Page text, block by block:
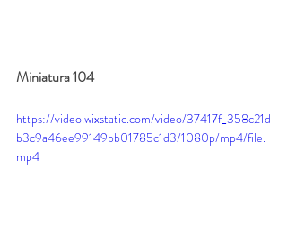
Miniatura 104
https://video.wixstatic.com/video/37417f_358c21d
b3c9a46ee99149bb01785c1d3/1080p/mp4/file.
mp4